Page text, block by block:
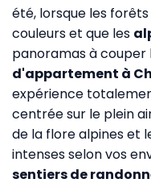
été, lorsque les
couleurs et que les
panoramas à couper
d'appartement à
expérience
centrée sur le plein
de la flore alpines et
intenses selon vos
sentiers de